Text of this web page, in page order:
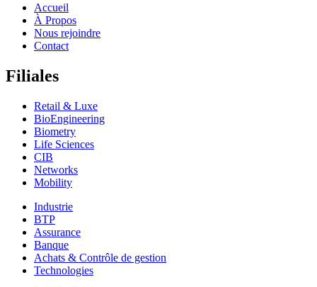
Accueil
À Propos
Nous rejoindre
Contact
Filiales
Retail & Luxe
BioEngineering
Biometry
Life Sciences
CIB
Networks
Mobility
Industrie
BTP
Assurance
Banque
Achats & Contrôle de gestion
Technologies